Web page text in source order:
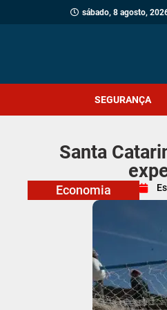
sábado, 8 agosto,
SEGURANÇA
Santa
Economia